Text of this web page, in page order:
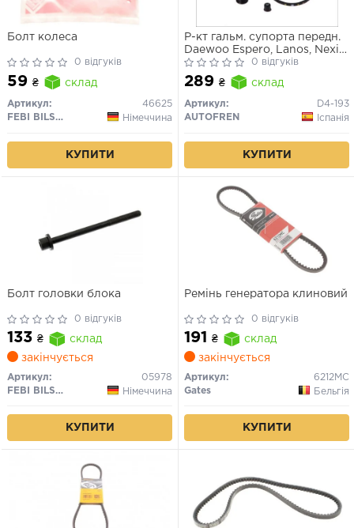
Болт колеса
0 відгуків
59 ₴ склад
Артикул:
46625
FEBI BILSTEIN
Німеччина
КУПИТИ
Р-кт гальм. супорта передн.
Daewoo Espero, Lanos, Nexia
/Opel Ascona C, Astra F,
Kadett E, Vectra A, B (Ate
52mm)
0 відгуків
289 ₴ склад
Артикул:
D4-193
AUTOFREN
Іспанія
КУПИТИ
Болт головки блока
0 відгуків
133 ₴
склад
закінчується
Артикул:
05978
FEBI BILSTEIN
Німеччина
КУПИТИ
Ремінь генератора клиновий
0 відгуків
191 ₴
склад
закінчується
Артикул:
6212MC
Gates
Бельгія
КУПИТИ